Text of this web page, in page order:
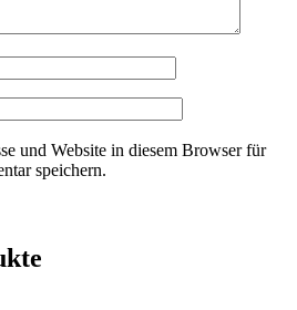
und Website in diesem Browser für
speichern.